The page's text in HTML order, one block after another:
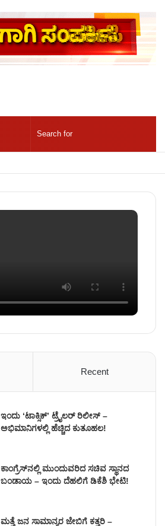
Recent
ಇಂದು ʻಟಾಕ್ಸಿಕ್ʼ ಟ್ರೈಲರ್ ರಿಲೀಸ್‌ –
ಅಭಿಮಾನಿಗಳಲ್ಲಿ ಹೆಚ್ಚಿದ ಕುತೂಹಲ!
ಕಾಂಗ್ರೆಸ್​ನಲ್ಲಿ ಮುಂದುವರಿದ ಸಚಿವ ಸ್ಥಾನದ
ಬಂಡಾಯ – ಇಂದು ದೆಹಲಿಗೆ ಡಿಕೆಶಿ ಭೇಟಿ!
ಮತ್ತೆ ಜನ ಸಾಮಾನ್ಯರ ಜೇಬಿಗೆ ಕತ್ತರಿ –